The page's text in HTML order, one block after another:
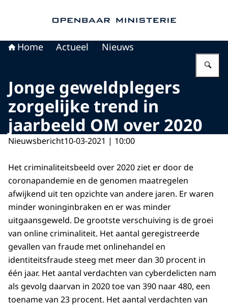
Home Actueel Nieuws
Jonge geweldplegers
zorgelijke trend in
jaarbeeld OM over 2020
Nieuwsbericht10-03-2021 | 10:00
Het criminaliteitsbeeld over 2020 ziet er door de
coronapandemie en de genomen maatregelen
afwijkend uit ten opzichte van andere jaren. Er waren
minder woninginbraken en er was minder
uitgaansgeweld. De grootste verschuiving is de groei
van online criminaliteit. Het aantal geregistreerde
gevallen van fraude met onlinehandel en
identiteitsfraude steeg met meer dan 30 procent in
één jaar. Het aantal verdachten van cyberdelicten nam
als gevolg daarvan in 2020 toe van 390 naar 480, een
toename van 23 procent. Het aantal verdachten van